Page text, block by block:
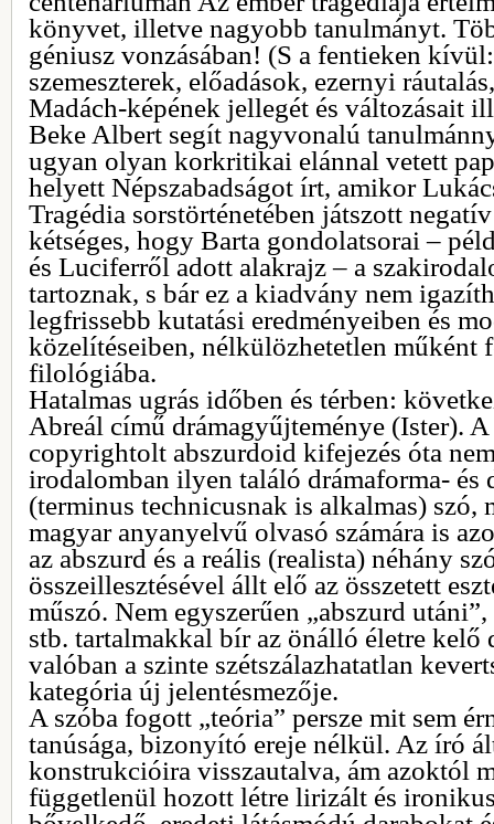
könyvet, illetve nagyobb tanulmányt.
géniusz vonzásában! (S a fentieken
szemeszterek, előadások, ezernyi
Madách-képének jellegét és változásait
Beke Albert segít nagyvonalú
ugyan olyan korkritikai elánnal vetett
helyett Népszabadságot írt, amikor
Tragédia sorstörténetében játszott
kétséges, hogy Barta gondolatsorai –
és Luciferről adott alakrajz – a
tartoznak, s bár ez a kiadvány nem
legfrissebb kutatási eredményeiben és
közelítéseiben, nélkülözhetetlen műként
filológiába.
Hatalmas ugrás időben és térben:
Abreál című drámagyűjteménye (Ister).
copyrightolt abszurdoid kifejezés óta
irodalomban ilyen találó drámaforma- és
(terminus technicusnak is alkalmas) szó,
magyar anyanyelvű olvasó számára is
az abszurd és a reális (realista) néhány
összeillesztésével állt elő az összetett
műszó. Nem egyszerűen „abszurd
stb. tartalmakkal bír az önálló életre kelő
valóban a szinte szétszálazhatatlan
kategória új jelentésmezője.
A szóba fogott „teória” persze mit sem
tanúsága, bizonyító ereje nélkül. Az író
konstrukcióira visszautalva, ám azoktól
függetlenül hozott létre lirizált és